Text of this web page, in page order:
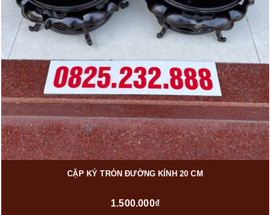
CẶP KỶ TRÒN ĐƯỜNG KÍNH 20 CM
1.500.000₫